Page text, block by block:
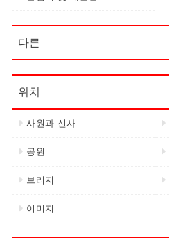
다른
위치
사원과 신사
공원
브리지
이미지